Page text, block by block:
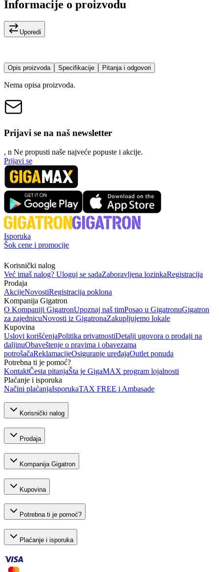
Informacije o proizvodu
Uporedi
Opis proizvoda Specifikacije Pitanja i odgovori
Nema opisa proizvoda.
Prijavi se na naš newsletter
, n Ne propusti naše najveće popuste i akcije.
Prijavi se
Isporuka
Šok cene i promocije
Korisnički nalog
Već imaš nalog? Uloguj se sadaZaboravljena lozinkaRegistracija
Prodaja
AkcijeNovostiRegistracija poklona
Kompanija Gigatron
O Kompaniji GigatronUpoznaj naš timPosao u GigatronuGigatron
za zajednicuNovosti iz GigatronaZakupljujemo lokale
Kupovina
Uslovi korišćenjaPolitika privatnostiDetalji ugovora o prodaji na
daljinuObaveštenje o pravima i obavezama
potrošačaReklamacijeOsiguranje uređajaOutlet ponuda
Potrebna ti je pomoć?
KontaktČesta pitanjaŠta je GigaMAX program lojalnosti
Plaćanje i isporuka
Načini plaćanjaIsporukaTAX FREE i Ambasade
Korisnički nalog
Prodaja
Kompanija Gigatron
Kupovina
Potrebna ti je pomoć?
Plaćanje i isporuka